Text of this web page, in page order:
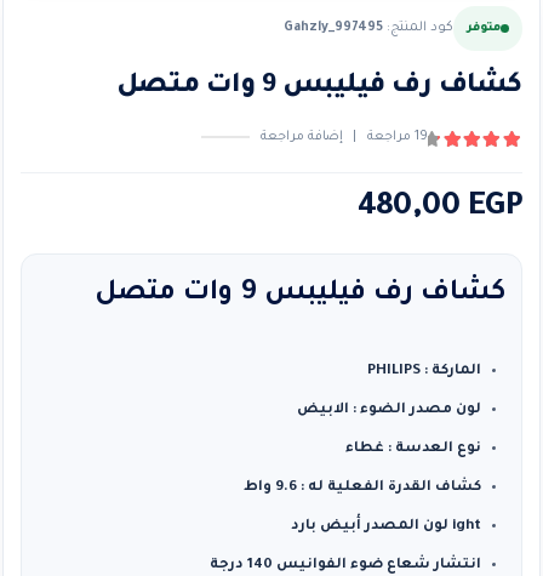
متوفر كود المنتج: Gahzly_997495
كشاف رف فيليبس 9 وات متصل
19 مراجعة إضافة مراجعة
480,00 EGP
كشاف رف فيليبس 9 وات متصل
الماركة : PHILIPS
لون مصدر الضوء : الابيض
نوع العدسة : غطاء
كشاف القدرة الفعلية له : 9.6 واط
ight لون المصدر أبيض بارد
انتشار شعاع ضوء الفوانيس 140 درجة